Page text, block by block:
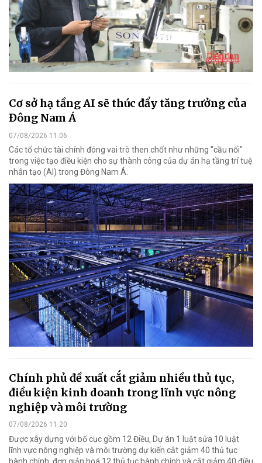
Cơ sở hạ tầng AI sẽ thúc đẩy tăng trưởng của
Đông Nam Á
07/08/2026 11:06
Các tổ chức tài chính đóng vai trò then chốt như những "cầu nối"
trong việc tạo điều kiện cho sự thành công của dự án hạ tầng trí tuệ
nhân tạo (AI) trong Đông Nam Á.
Chính phủ đề xuất cắt giảm nhiều thủ tục,
điều kiện kinh doanh trong lĩnh vực nông
nghiệp và môi trường
07/08/2026 11:20
Được xây dựng với bố cục gồm 12 Điều, Dự án 1 luật sửa 10 luật
lĩnh vực nông nghiệp và môi trường dự kiến cắt giảm 40 thủ tục